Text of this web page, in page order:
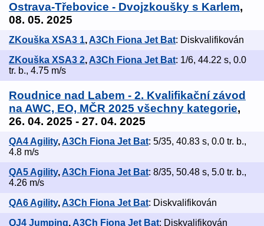
Ostrava-Třebovice - Dvojzkoušky s Karlem,
08. 05. 2025
ZKouška XSA3 1,A3Ch Fiona Jet Bat: Diskvalifikován
ZKouška XSA3 2, A3Ch Fiona Jet Bat: 1/6, 44.22 s, 0.0
tr. b., 4.75 m/s
Roudnice nad Labem - 2. Kvalifikační závod
na AWC, EO, MČR 2025 všechny kategorie,
26. 04. 2025 - 27. 04. 2025
QA4 Agility,A3Ch Fiona Jet Bat: 5/35, 40.83 s, 0.0 tr. b.,
4.8 m/s
QA5 Agility, A3Ch Fiona Jet Bat: 8/35, 50.48 s, 5.0 tr. b.,
4.26 m/s
QA6 Agility,A3Ch Fiona Jet Bat: Diskvalifikován
QJ4 Jumping, A3Ch Fiona Jet Bat: Diskvalifikován